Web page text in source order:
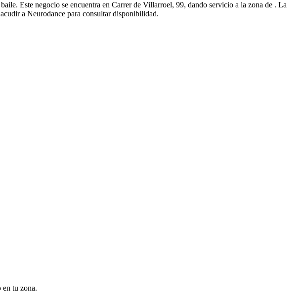
Este negocio se encuentra en Carrer de Villarroel, 99, dando servicio a la zona de . La
a Neurodance para consultar disponibilidad.
en tu zona.